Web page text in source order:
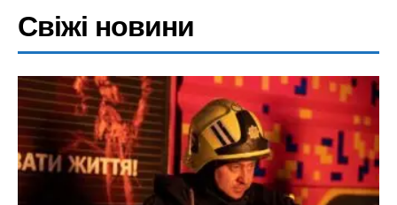
Свіжі новини